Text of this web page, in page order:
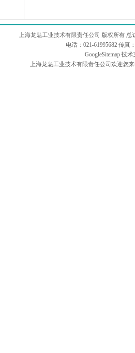
上海龙魁工业技术有限责任公司 版权所有 总
电话：021-61995682 传真
GoogleSitemap技术
上海龙魁工业技术有限责任公司欢迎您